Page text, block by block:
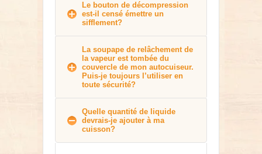
Le bouton de décompression
est-il censé émettre un
sifflement?
La soupape de relâchement de
la vapeur est tombée du
couvercle de mon autocuiseur.
Puis-je toujours l’utiliser en
toute sécurité?
Quelle quantité de liquide
devrais-je ajouter à ma
cuisson?